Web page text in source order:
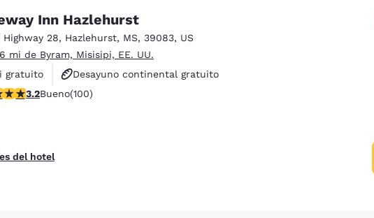
Inn Hazlehurst
Highway 28, Hazlehurst, MS, 39083, US
mi de Byram, Misisipi, EE. UU.
gratuito
Desayuno continental gratuito
al aire libre
de 3.17 estrellas. Bueno. 100 reseñas
3.2Bueno(100)
del hotel